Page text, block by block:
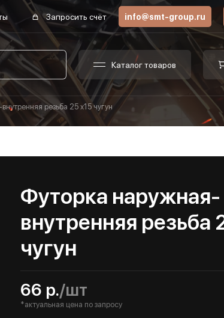
Запросить счёт info@smt-group.ru
Каталог товаров
резьба 25 х15 чугун
Футорка наружная-
внутренняя резьба
чугун
66 р./шт
*актуальная цена по запросу